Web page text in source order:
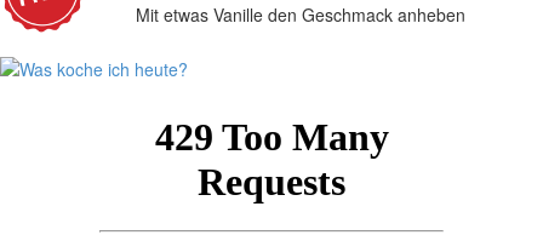
Mit etwas Vanille den Geschmack anheben